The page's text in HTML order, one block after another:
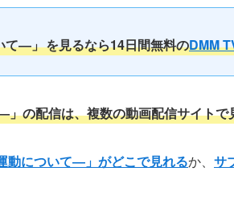
て―」を見るなら14日間無料のDMM
の配信は、複数の動画配信サイトで
動について―」がどこで見れるか、 サ